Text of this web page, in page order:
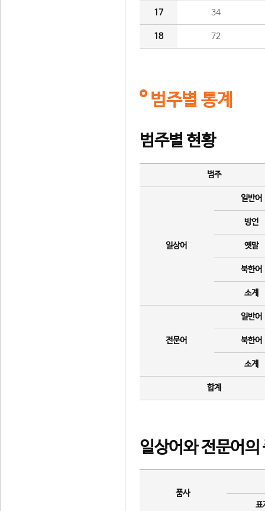
17 34
18 72
범주별 통계
범주별 현황
범주
일상어
일반어
방언
옛말
북한어
소계
전문어
일반어
북한어
소계
합계
일상어와 전문어의
품사
표